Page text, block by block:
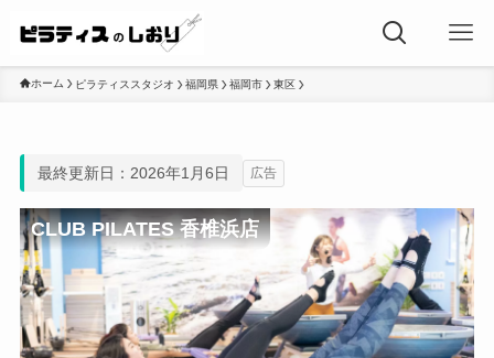
ホーム ピラティススタジオ 福岡県 福岡市 東区
最終更新日：2026年1月6日 広告
CLUB PILATES 香椎浜店